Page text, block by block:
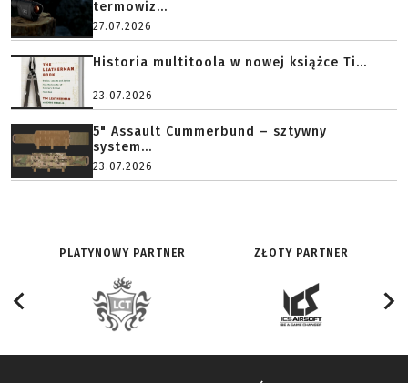
termowiz...
27.07.2026
Historia multitoola w nowej książce Ti...
23.07.2026
5" Assault Cummerbund – sztywny
system...
23.07.2026
PLATYNOWY PARTNER ZŁOTY PARTNER